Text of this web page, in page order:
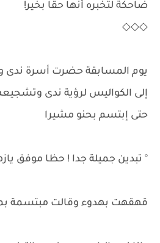
ضاحكة لتخبره أنها حقا بخير!
◇◇◇
يوم المسابقة حضرت أسرة ندى
إلى الكواليس لرؤية ندى
حتى إبتسم بحنو مشيرا
° تبدين جميلة جدا ! حظا موفق
قهقهت بهدوء وقالت مبتسمة